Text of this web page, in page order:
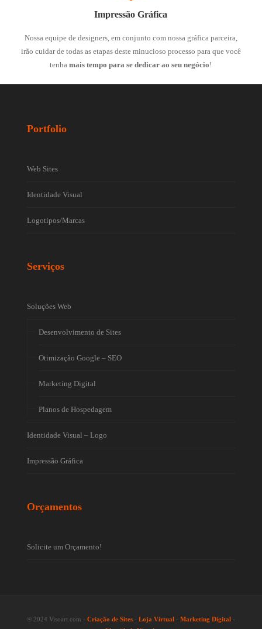
Impressão Gráfica
Nossa equipe de designers, em conjunto com nossa gráfica parceira,
irão cuidar de todas as etapas deste minucioso processo para que você
tenhamais tempo para se dedicar ao seu negócio!
Portfolio
Web Sites
Identidade Visual
Logotipos/Marcas
Serviços
Soluções Web
Desenvolvimento de Sites
Otimização Google – SEO
Marketing Digital
Planos de Hospedagem
Identidade Visual – Logo
Impressão Gráfica
Orçamentos
Solicite um Orçamento!
® 2024 Visoart.com - Criação de Sites- Loja Virtual- Marketing Digital-